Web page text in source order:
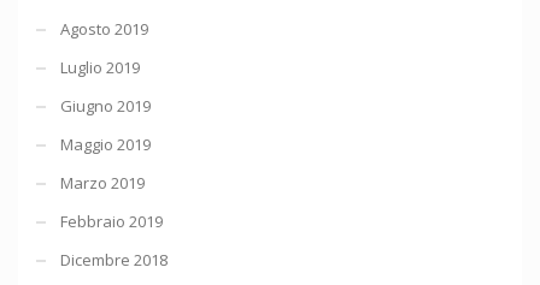
Agosto 2019
Luglio 2019
Giugno 2019
Maggio 2019
Marzo 2019
Febbraio 2019
Dicembre 2018